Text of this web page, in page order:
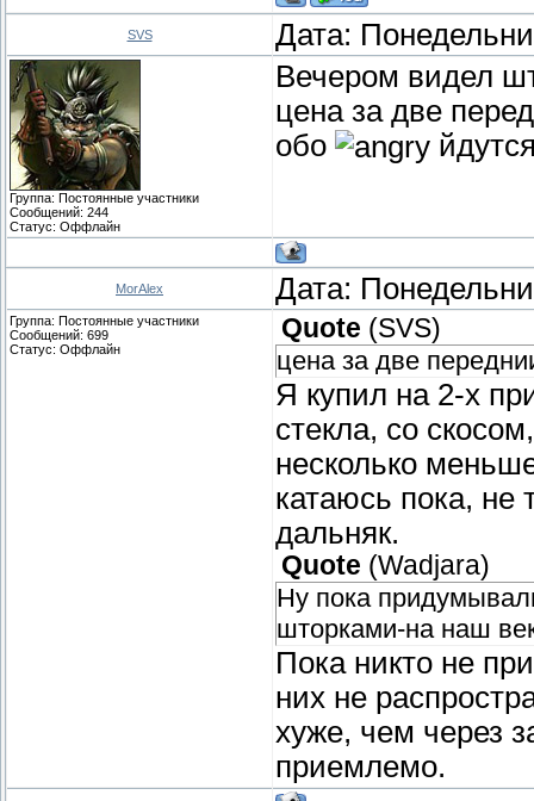
SVS Дата:
Группа: Постоянные участники
Сообщений: 244
Статус: Оффлайн
Вечером видел
цена за две
обо
MorAlex Дата:
Группа: Постоянные участники
Сообщений: 699
Статус: Оффлайн
Quote (SVS)
цена за две
Я купил на 2-х
стекла, со
несколько
катаюсь пока, не
дальняк.
Quote (Wadjara)
Ну пока
шторками-на наш
Пока никто не
них не
хуже, чем через
приемлемо.